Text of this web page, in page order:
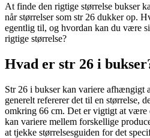
At finde den rigtige størrelse bukser
når størrelser som str 26 dukker op.
egentlig til, og hvordan kan du være
rigtige størrelse?
Hvad er str 26 i
Str 26 i bukser kan variere afhængigt
generelt refererer det til en størrelse,
omkring 66 cm. Det er vigtigt at være
kan variere mellem forskellige
at tjekke størrelsesguiden for det